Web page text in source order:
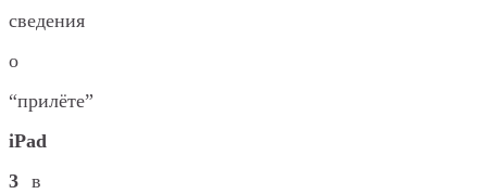
сведения
о
“прилёте”
iPad
3 в